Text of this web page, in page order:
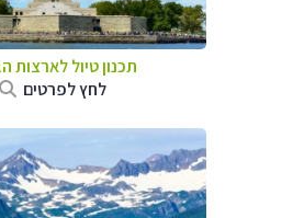
תכנון טיול לארצות
לחץ לפרטים